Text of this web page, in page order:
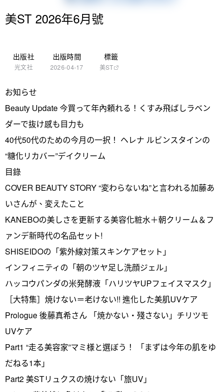
美ST 2026年6月號
出版社
光文社
出版時間
2026-04-17
標籤
美ST
お知らせ
Beauty Update 今買って年內頼れる！くすみ飛ばしラベン
ダーで抜け感も目力も
40代50代のための今月の一択！ ヘレナ ルビンスタインの
“糖化リカバー”デイクリーム
目錄
COVER BEAUTY STORY “変わらないね”と言われる加藤あ
いさんが、変えたこと
KANEBOの美しさを更新する美容化粧水＋朝クリーム＆フ
ァンデ新時代の名品セット!
SHISEIDOの「紫外線対策スキンケアセット」
インフィニティの「朝のツヤ足し洗顔ジェル」
ハッコウパンダの米発酵液「ハリツヤUPフェイスマスク」
［大特集］焼けない＝老けない!! 進化した美肌UVケア
Prologue 後藤真希さん 「焼かない・殘さない」チリツモ
UVケア
Part1 “走る美容家”マミ様と選ぼう！ 「まずは今年の肌をゆ
だねる1本」
Part2 美STリュクスの焼けない「旅UV」